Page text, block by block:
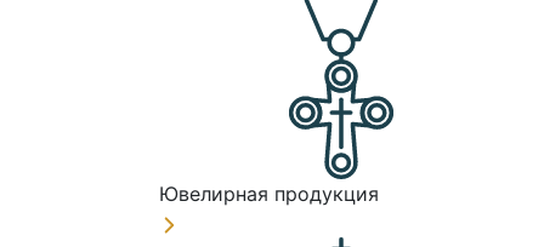
Ювелирная продукция